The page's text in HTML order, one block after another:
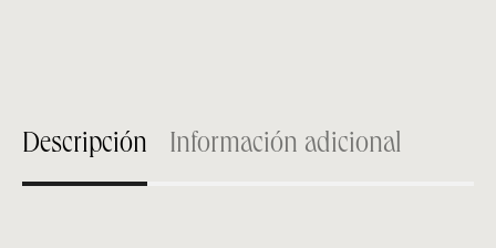
Descripción Información adicional